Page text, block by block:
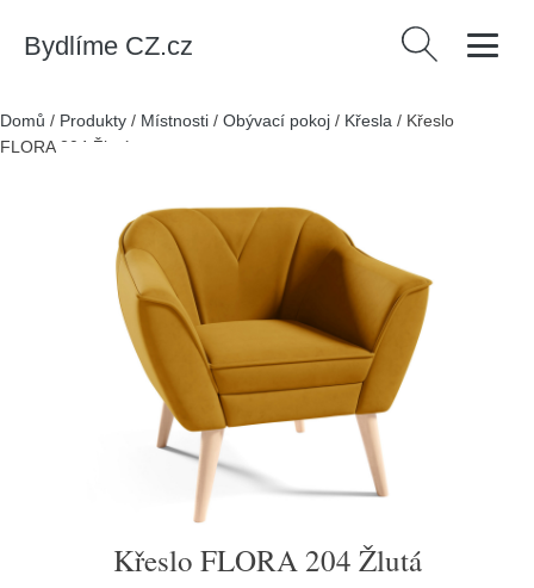
Bydlíme CZ.cz Vyhledávání
Domů / Produkty / Místnosti / Obývací pokoj / Křesla / Křeslo
FLORA 204 Žlutá
Křeslo FLORA 204 Žlutá